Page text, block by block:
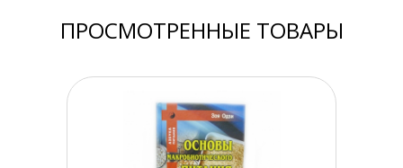
ПРОСМОТРЕННЫЕ ТОВАРЫ